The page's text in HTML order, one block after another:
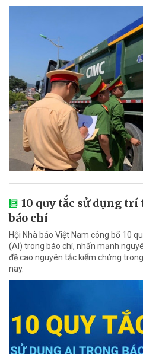
10 quy tắc sử dụng
báo chí
Hội Nhà báo Việt Nam công bố 10
(AI) trong báo chí, nhấn mạnh
đề cao nguyên tắc kiểm chứng
nay.